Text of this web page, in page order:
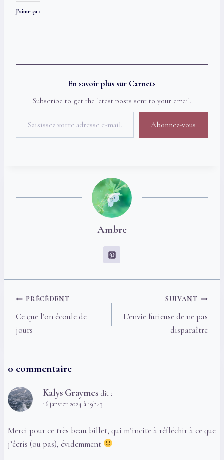
J’aime ça :
En savoir plus sur Carnets
Subscribe to get the latest posts sent to your email.
Saisissez votre adresse e-mail…
Abonnez-vous
Ambre
Navigation
de
l’article
PRÉCÉDENT
Ce que l’on écoule de
jours
SUIVANT
L’envie furieuse de ne pas
disparaître
0 commentaire
Kalys Graymes dit :
16 janvier 2024 à 19h43
Merci pour ce très beau billet, qui m’incite à réfléchir à ce que
j’écris (ou pas), évidemment